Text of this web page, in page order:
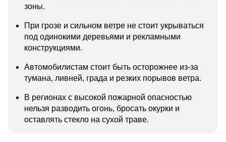
зоны.
При грозе и сильном ветре не стоит укрываться
под одинокими деревьями и рекламными
конструкциями.
Автомобилистам стоит быть осторожнее из-за
тумана, ливней, града и резких порывов ветра.
В регионах с высокой пожарной опасностью
нельзя разводить огонь, бросать окурки и
оставлять стекло на сухой траве.